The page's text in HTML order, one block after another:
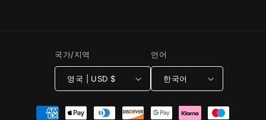
국가/지역
영국 | USD $
언어
한국어